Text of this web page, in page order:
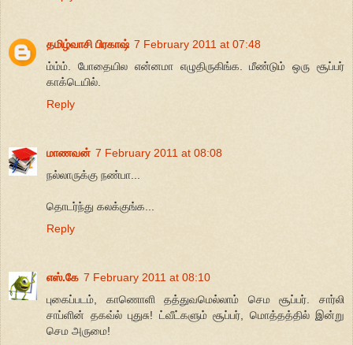
தமிழ்வாசி பிரகாஷ் 7 February 2011 at 07:48
ம்ம்ம். போதையில என்னமா எழுதிருகிங்க. மீண்டும் ஒரு சூப்பர்
காக்டெயில்.
Reply
மாணவன் 7 February 2011 at 08:08
நல்லாருக்கு நண்பா...
தொடர்ந்து கலக்குங்க...
Reply
எஸ்.கே 7 February 2011 at 08:10
புகைப்படம், காணொளி தத்துவமெல்லாம் செம சூப்பர். சார்லி
சாப்ளின் தகவ்ல் புதுசு! ட்வீட்களும் சூப்பர், மொத்தத்தில் இன்று
செம அருமை!